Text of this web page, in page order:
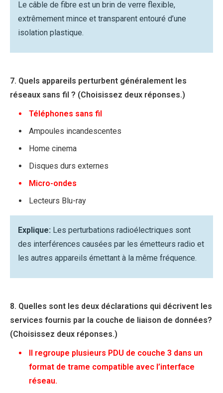
Le câble de fibre est un brin de verre flexible,
extrêmement mince et transparent entouré d’une
isolation plastique.
7. Quels appareils perturbent généralement les
réseaux sans fil ? (Choisissez deux réponses.)
Téléphones sans fil
Ampoules incandescentes
Home cinema
Disques durs externes
Micro-ondes
Lecteurs Blu-ray
Explique: Les perturbations radioélectriques sont
des interférences causées par les émetteurs radio et
les autres appareils émettant à la même fréquence.
8. Quelles sont les deux déclarations qui décrivent les
services fournis par la couche de liaison de données?
(Choisissez deux réponses.)
Il regroupe plusieurs PDU de couche 3 dans un
format de trame compatible avec l’interface
réseau.